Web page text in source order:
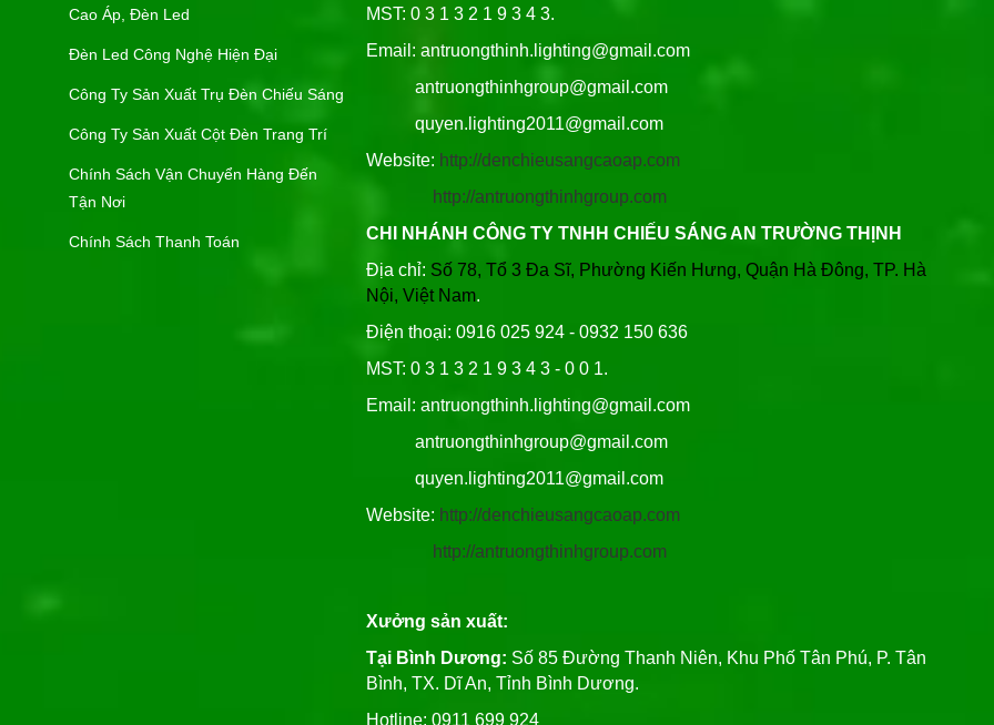
Cao Áp, Đèn Led
Đèn Led Công Nghệ Hiện Đại
Công Ty Sản Xuất Trụ Đèn Chiếu Sáng
Công Ty Sản Xuất Cột Đèn Trang Trí
Chính Sách Vận Chuyển Hàng Đến
Tận Nơi
Chính Sách Thanh Toán
MST: 0 3 1 3 2 1 9 3 4 3.
Email: antruongthinh.lighting@gmail.com
antruongthinhgroup@gmail.com
quyen.lighting2011@gmail.com
Website: http://denchieusangcaoap.com
http://antruongthinhgroup.com
CHI NHÁNH CÔNG TY TNHH CHIẾU SÁNG AN TRƯỜNG THỊNH
Địa chỉ: Số 78, Tổ 3 Đa Sĩ, Phường Kiến Hưng, Quận Hà Đông, TP. Hà
Nội, Việt Nam.
Điện thoại: 0916 025 924 - 0932 150 636
MST: 0 3 1 3 2 1 9 3 4 3 - 0 0 1.
Email: antruongthinh.lighting@gmail.com
antruongthinhgroup@gmail.com
quyen.lighting2011@gmail.com
Website: http://denchieusangcaoap.com
http://antruongthinhgroup.com
Xưởng sản xuất:
Tại Bình Dương: Số 85 Đường Thanh Niên, Khu Phố Tân Phú, P. Tân
Bình, TX. Dĩ An, Tỉnh Bình Dương.
Hotline: 0911 699 924